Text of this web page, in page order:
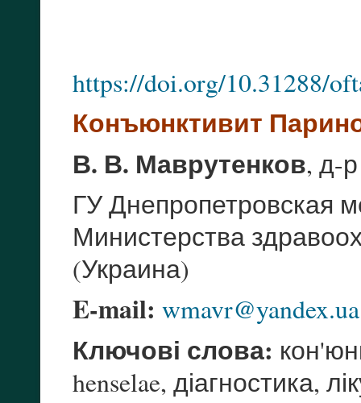
https://doi.org/10.31288/
Конъюнктивит
В. В. Маврутенков, д-
ГУ Днепропетровская
Министерства
(Украина)
E-mail: wmavr@yandex.ua
Ключові слова:
henselae, діагностика,